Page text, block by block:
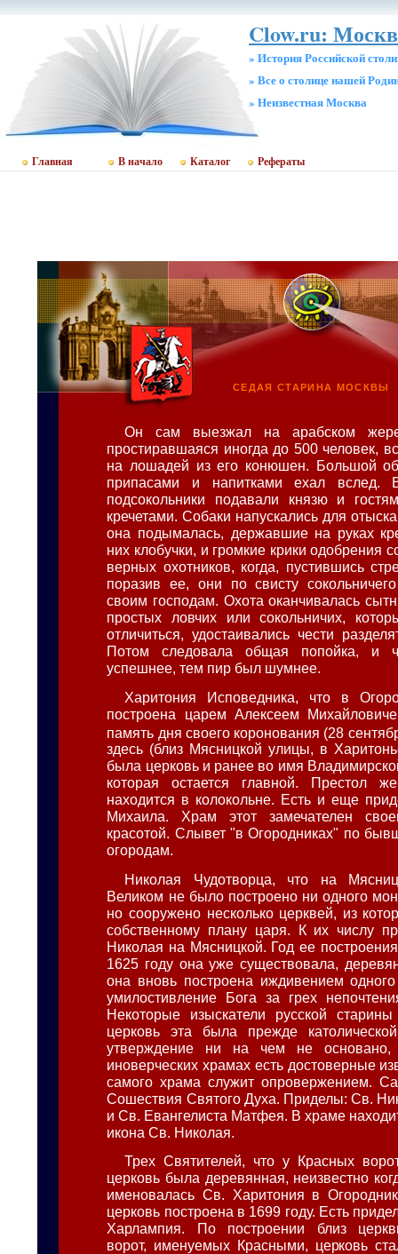
Clow.ru:
» История Российской
» Все о столице нашей
» Неизвестная Москва
Главная В начало Каталог Рефераты
СЕДАЯ СТАРИНА МОСКВЫ
Он сам выезжал на арабском
простиравшаяся иногда до 500 человек,
на лошадей из его конюшен. Большой
припасами и напитками ехал вслед.
подсокольники подавали князю и
кречетами. Собаки напускались для
она подымалась, державшие на руках
них клобучки, и громкие крики одобрения
верных охотников, когда, пустившись
поразив ее, они по свисту
своим господам. Охота оканчивалась
простых ловчих или сокольничих,
отличиться, удостаивались чести
Потом следовала общая попойка, и
успешнее, тем пир был шумнее.
Харитония Исповедника, что в
построена царем Алексеем
память дня своего коронования (28
здесь (близ Мясницкой улицы, в
была церковь и ранее во имя
которая остается главной. Престол
находится в колокольне. Есть и еще
Михаила. Храм этот замечателен
красотой. Слывет "в Огородниках" по
огородам.
Николая Чудотворца, что на
Великом не было построено ни одного
но сооружено несколько церквей, из
собственному плану царя. К их числу
Николая на Мясницкой. Год ее
1625 году она уже существовала,
она вновь построена иждивением
умилостивление Бога за грех
Некоторые изыскатели русской
церковь эта была прежде
утверждение ни на чем не
иноверческих храмах есть достоверные
самого храма служит опровержением.
Сошествия Святого Духа. Приделы: Св.
и Св. Евангелиста Матфея. В храме
икона Св. Николая.
Трех Святителей, что у Красных
церковь была деревянная, неизвестно
именовалась Св. Харитония в
церковь построена в 1699 году. Есть
Харлампия. По построении близ
ворот, именуемых Красными, церковь